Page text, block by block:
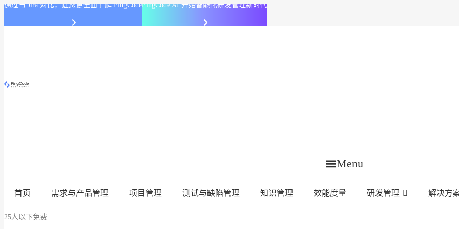
通过与 Jira 对比，让您更全面了解 PingCodePingCode AI 开始智能化研发管理新时代
Menu
首页 需求与产品管理 项目管理 测试与缺陷管理 知识管理 效能度量 研发管理 解决方
25人以下免费